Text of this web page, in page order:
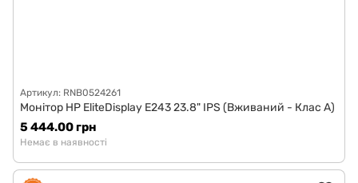
Артикул: RNB0524261
Монітор HP EliteDisplay E243 23.8" IPS (Вживаний - Клас A)
5 444.00 грн
Немає в наявності